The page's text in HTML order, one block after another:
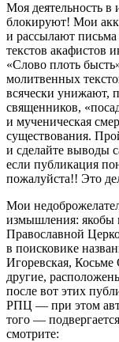
Моя деятельность
блокируют! Мои
и рассылают
текстов акафистов
«Слово плоть
молитвенных
всячески унижают,
священников,
и мученическая
существования.
и сделайте выводы
если публикация
пожалуйста!! Это
Мои
измышления: якобы
Православной
в поисковике
Игоревская,
другие,
после вот этих
РПЦ — при этом
того —
смотрите: